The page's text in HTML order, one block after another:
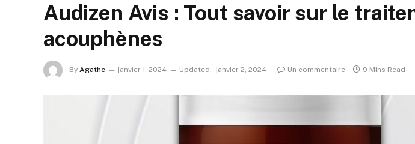
Audizen Avis : Tout savoir sur le
acouphènes
By Agathe janvier 1, 2024 Updated: janvier 2, 2024 Un commentaire 9 Mins Read